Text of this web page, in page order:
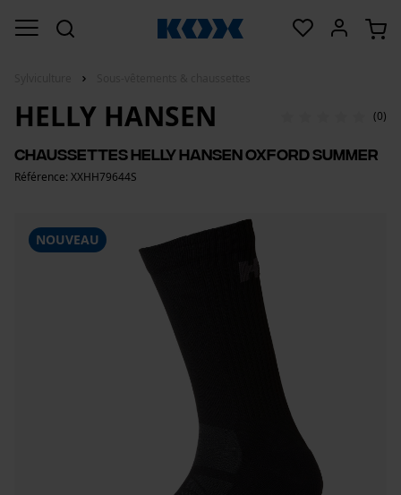
NOUVEAU
HELLY HANSEN (0)
Chaussettes Helly Hansen Oxford Summer
Référence: XXHH79644S